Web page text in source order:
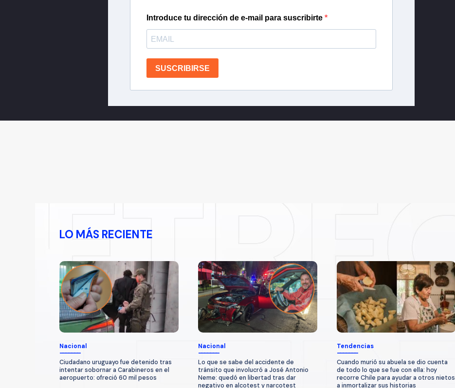
Introduce tu dirección de e-mail para suscribirte
SUSCRIBIRSE
LO MÁS RECIENTE
Nacional
Ciudadano uruguayo fue detenido tras
intentar sobornar a Carabineros en el
aeropuerto: ofreció 60 mil pesos
Nacional
Lo que se sabe del accidente de
tránsito que involucró a José Antonio
Neme: quedó en libertad tras dar
negativo en alcotest y narcotest
Tendencias
Cuando murió su abuela se dio cuenta
de todo lo que se fue con ella: hoy
recorre Chile para ayudar a otros nietos
a inmortalizar sus historias